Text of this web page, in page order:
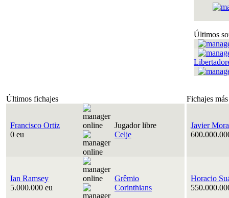
Últimos
Últimos fichajes Fichajes
Francisco Ortiz
0 eu
Jugador libre
Celje
Javier
Ian Ramsey
5.000.000 eu
Grêmio
Corinthians
Horacio